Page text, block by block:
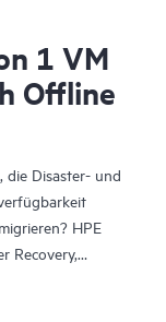
1 VM
Offline
die Disaster- und
HPE
Recovery,
wurde für